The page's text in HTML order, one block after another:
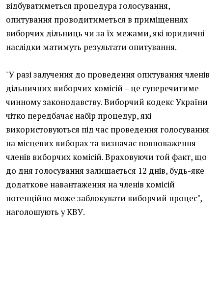
відбуватиметься процедура голосування,
опитування проводитиметься в приміщеннях
виборчих дільниць чи за їх межами, які юридичні
наслідки матимуть результати опитування.
"У разі залучення до проведення опитування членів
дільничних виборчих комісій – це суперечитиме
чинному законодавству. Виборчий кодекс України
чітко передбачає набір процедур, які
використовуються під час проведення голосування
на місцевих виборах та визначає повноваження
членів виборчих комісій. Враховуючи той факт, що
до дня голосування залишається 12 днів, будь-яке
додаткове навантаження на членів комісій
потенційно може заблокувати виборчий процес", -
наголошують у КВУ.